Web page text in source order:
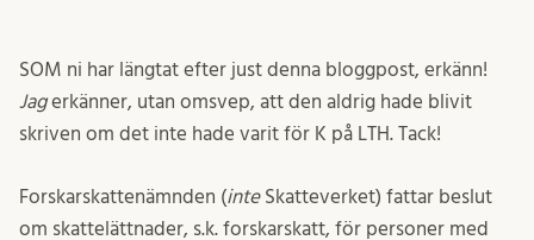
SOM ni har längtat efter just denna bloggpost, erkänn!
Jagerkänner, utan omsvep, att den aldrig hade blivit
skriven om det inte hade varit för K på LTH. Tack!
Forskarskattenämnden (inteSkatteverket) fattar beslut
om skattelättnader, s.k. forskarskatt, för personer med